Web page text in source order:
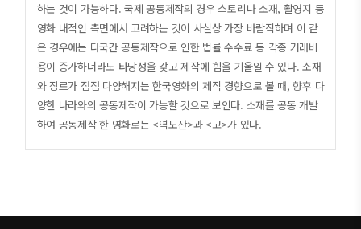
(3) 원작 라이선스 확보
(4) 로케이션 촬영
3. 공동제작 파트너 물색과 선택
(1) 국제 영화제 등 영화 관련 국제 행사 활용
(2) 공동제작 지원 프로그램 활용
(3) 적합한 파트너 선정
4. 공동제작 계약
하는 것이 가능하다. 국제 공동제작의 경우 스토리나 소재, 촬영지 등
영화 내적인 측면에서 고려하는 것이 사실상 가장 바람직하며 이 같
은 경우에는 다국간 공동제작으로 인한 법률 수수료 등 각종 거래비
용이 증가하더라도 타당성을 갖고 제작에 힘을 기울일 수 있다. 소재
와 장르가 점점 다양해지는 한국영화의 제작 경향으로 볼 때, 향후 다
양한 나라와의 공동제작이 가능할 것으로 보인다. 소재를 공동 개발
하여 공동제작 한 영화로는 <역도산>과 <고>가 있다.